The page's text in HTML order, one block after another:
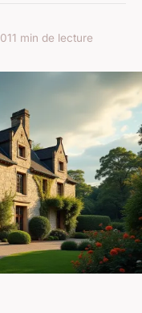
11 min de lecture